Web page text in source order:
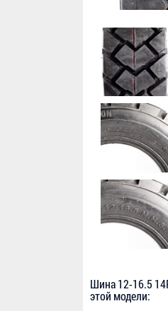
Шина 12-16.5
этой модели: